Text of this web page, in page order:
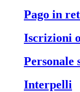
Pago in
Iscrizioni
Personale
Interpelli